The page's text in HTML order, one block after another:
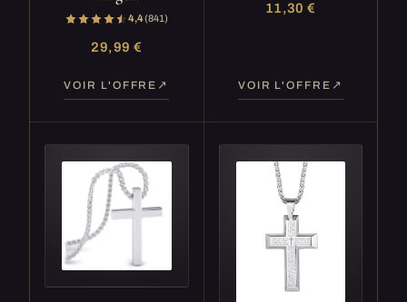
4,4(841)
29,99 €
VOIR L'OFFRE
11,30 €
VOIR L'OFFRE